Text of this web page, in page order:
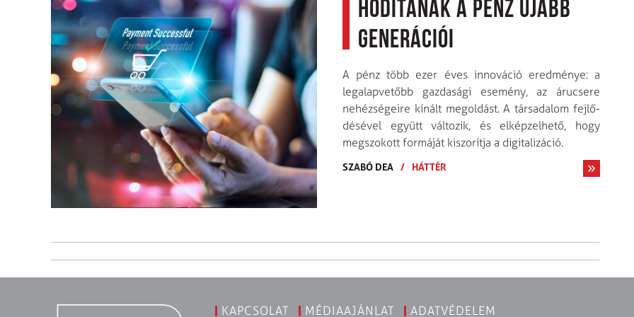
Hódítanak a pénz újabb
generációi
A pénz több ezer éves innováció eredménye: a
legalapvetőbb gazdasági esemény, az árucsere
nehéz­ségeire kínált megoldást. A társadalom fejlő­
désével együtt változik, és elképzelhető, hogy
megszokott formáját kiszorítja a digitalizáció.
SZABÓ DEA / HÁTTÉR
KAPCSOLAT MÉDIAAJÁNLAT ADATVÉDELEM